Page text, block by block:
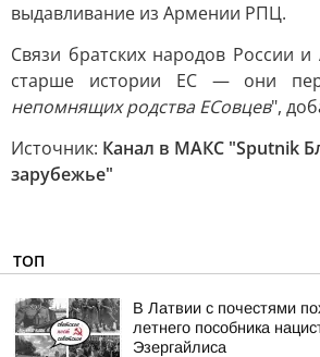
выдавливание из Армении РПЦ.
Связи братских народов России
старше истории ЕС — они
непомнящих родства ЕСовцев",
Источник: Канал в МАКС "Sputnik
зарубежье"
ТОП
В Латвии с почестями
летнего пособника
Эзергайлиса